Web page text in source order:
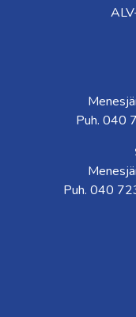
Puh. 040
Puh. 040